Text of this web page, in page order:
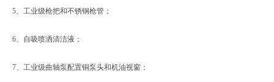
5、工业级枪把和不锈钢枪管；
6、自吸喷洒清洁液；
7、工业级曲轴泵配置铜泵头和机油视窗；